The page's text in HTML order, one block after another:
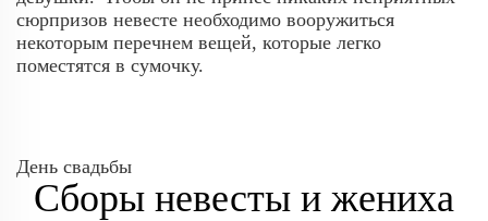
сюрпризов невесте необходимо вооружиться
некоторым перечнем вещей, которые легко
поместятся в сумочку.
День свадьбы
Сборы невесты и жениха